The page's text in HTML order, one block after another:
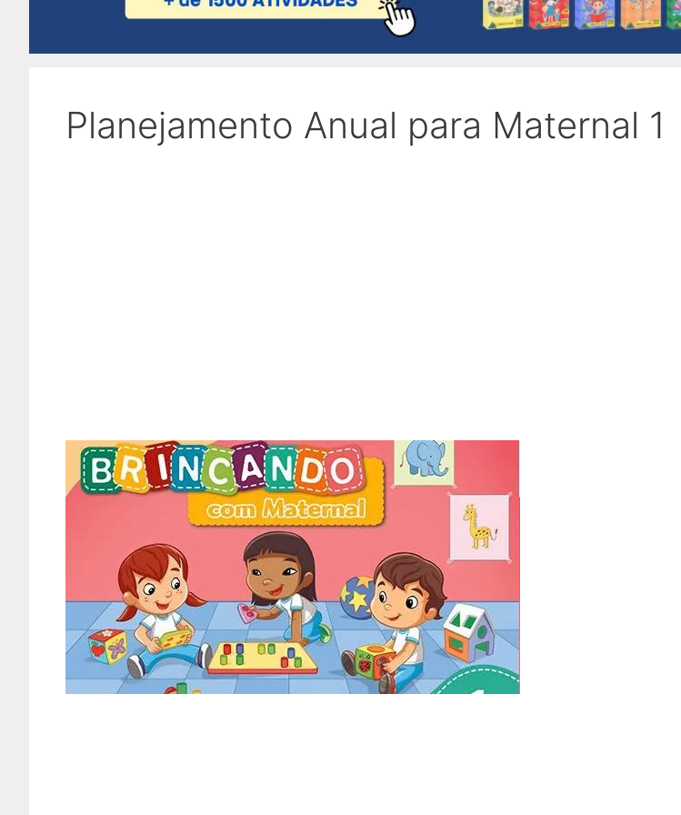
Planejamento Anual para Maternal 1